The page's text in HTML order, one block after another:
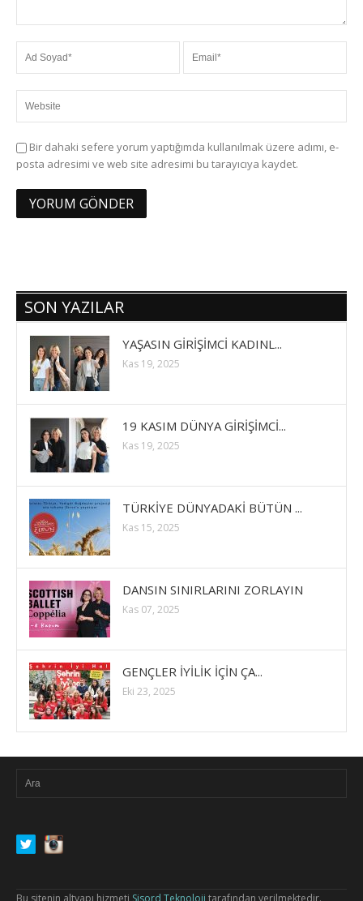
Bir dahaki sefere yorum yaptığımda kullanılmak üzere adımı, e-
posta adresimi ve web site adresimi bu tarayıcıya kaydet.
SON YAZILAR
YAŞASIN GİRİŞİMCİ KADINL...
Kas 19, 2025
19 KASIM DÜNYA GİRİŞİMCİ...
Kas 19, 2025
TÜRKİYE DÜNYADAKİ BÜTÜN ...
Kas 15, 2025
DANSIN SINIRLARINI ZORLAYIN
Kas 07, 2025
GENÇLER İYİLİK İÇİN ÇA...
Eki 23, 2025